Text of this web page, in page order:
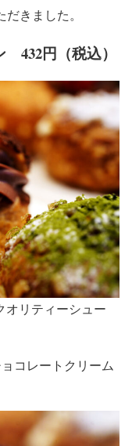
きました。
432円（税込）
リティーシュー
コレートクリーム